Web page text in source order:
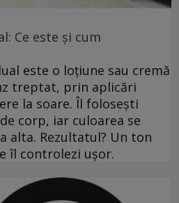
Ce este și cum
este o loțiune sau cremă
treptat, prin aplicări
la soare. Îl folosești
corp, iar culoarea se
alta. Rezultatul? Un ton
îl controlezi ușor.